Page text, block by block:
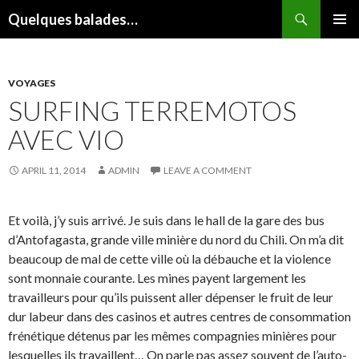
Quelques balades…
VOYAGES
SURFING TERREMOTOS
AVEC VIO
APRIL 11, 2014 ADMIN LEAVE A COMMENT
Et voilà, j’y suis arrivé. Je suis dans le hall de la gare des bus
d’Antofagasta, grande ville minière du nord du Chili. On m’a dit
beaucoup de mal de cette ville où la débauche et la violence
sont monnaie courante. Les mines payent largement les
travailleurs pour qu’ils puissent aller dépenser le fruit de leur
dur labeur dans des casinos et autres centres de consommation
frénétique détenus par les mêmes compagnies minières pour
lesquelles ils travaillent… On parle pas assez souvent de l’auto-